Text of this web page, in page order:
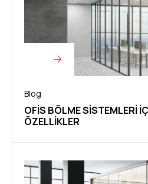
Blog
OFIS BÖLME SISTEMLERI
ÖZELLIKLER